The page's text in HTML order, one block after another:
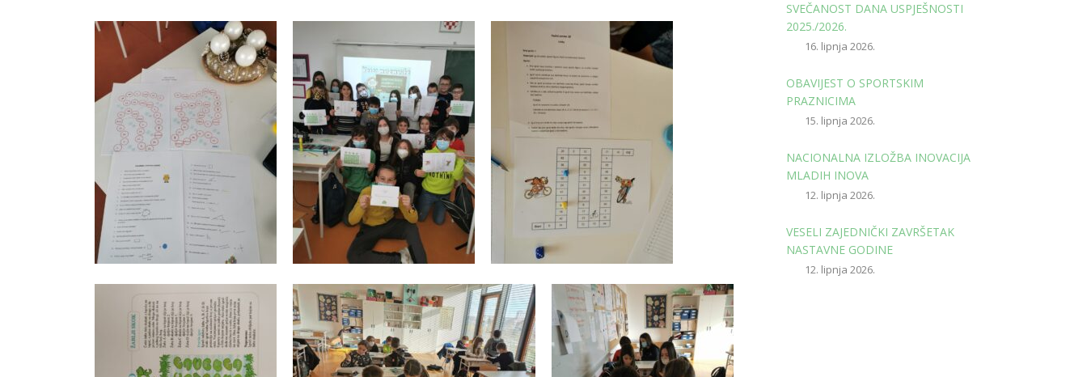
SVEČANOST DANA USPJEŠNOSTI
2025./2026.
16. lipnja 2026.
OBAVIJEST O SPORTSKIM
PRAZNICIMA
15. lipnja 2026.
NACIONALNA IZLOŽBA INOVACIJA
MLADIH INOVA
12. lipnja 2026.
VESELI ZAJEDNIČKI ZAVRŠETAK
NASTAVNE GODINE
12. lipnja 2026.